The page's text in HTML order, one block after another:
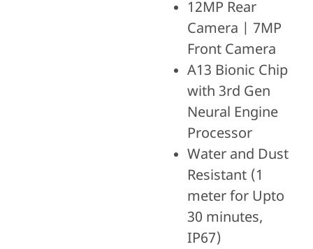
12MP Rear
Camera | 7MP
Front Camera
A13 Bionic Chip
with 3rd Gen
Neural Engine
Processor
Water and Dust
Resistant (1
meter for Upto
30 minutes,
IP67)